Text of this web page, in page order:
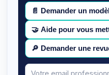
📄 Demander un
🤝 Aide pour vous
🔎 Demander une
Votre
Message